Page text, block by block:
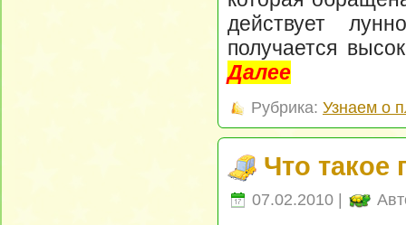
действует
получается
Далее
Рубрика: Узнаем о
Что такое
07.02.2010 |